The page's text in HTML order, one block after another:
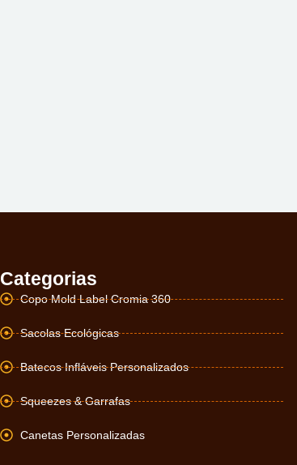
Categorias
Copo Mold Label Cromia 360
Sacolas Ecológicas
Batecos Infláveis Personalizados
Squeezes & Garrafas
Canetas Personalizadas